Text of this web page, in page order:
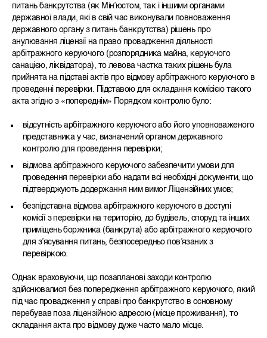
питань банкрутства (як Мін’юстом, так і іншими органами
державної влади, які в свій час виконували повноваження
державного органу з питань банкрутства) рішень про
анулювання ліцензії на право провадження діяльності
арбітражного керуючого (розпорядника майна, керуючого
санацією, ліквідатора), то левова частка таких рішень була
прийнята на підставі актів про відмову арбітражного керуючого в
проведенні перевірки. Підставою для складання комісією такого
акта згідно з «попереднім» Порядком контролю було:
відсутність арбітражного керуючого або його уповноваженого
представника у час, визначений органом державного
контролю для проведення перевірки;
відмова арбітражного керуючого забезпечити умови для
проведення перевірки або надати всі необхідні документи, що
підтверджують додержання ним вимог Ліцензійних умов;
безпідставна відмова арбітражного керуючого в доступі
комісії з перевірки на територію, до будівель, споруд та інших
приміщень боржника (банкрута) або арбітражного керуючого
для з’ясування питань, безпосередньо пов’язаних з
перевіркою.
Однак враховуючи, що позапланові заходи контролю
здійснювалися без попередження арбітражного керуючого, який
під час провадження у справі про банкрутство в основному
перебував поза ліцензійною адресою (місце проживання), то
складання акта про відмову дуже часто мало місце.